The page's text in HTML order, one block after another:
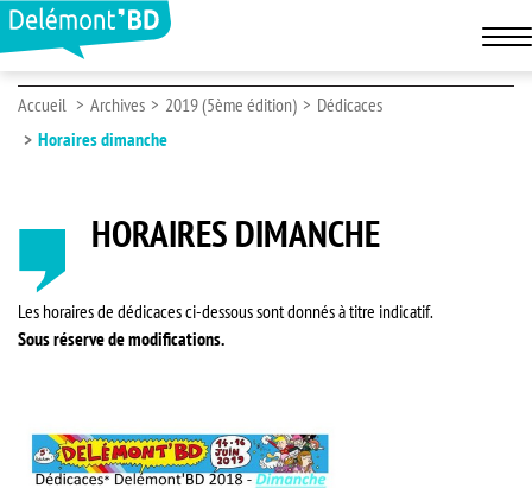
Accueil Archives 2019 (5ème édition)
Dédicaces
Horaires dimanche
HORAIRES DIMANCHE
Les horaires de dédicaces ci-dessous sont donnés à titre indicatif.
Sous réserve de modifications.